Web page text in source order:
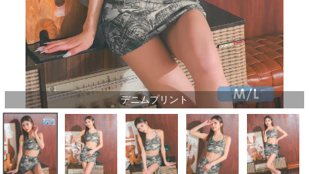
デニムプリント